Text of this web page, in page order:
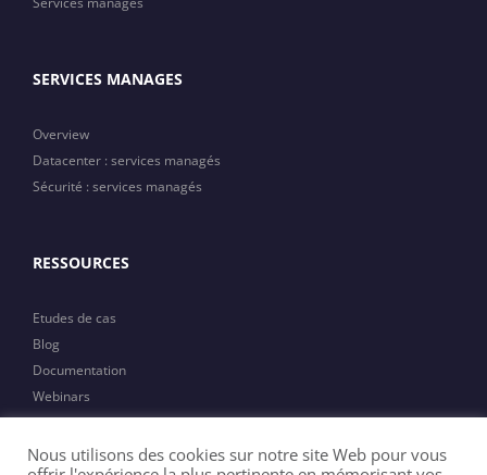
SERVICES MANAGES
Overview
Datacenter : services managés
Sécurité : services managés
RESSOURCES
Etudes de cas
Blog
Documentation
Webinars
Actualités
Nous utilisons des cookies sur notre site Web pour vous